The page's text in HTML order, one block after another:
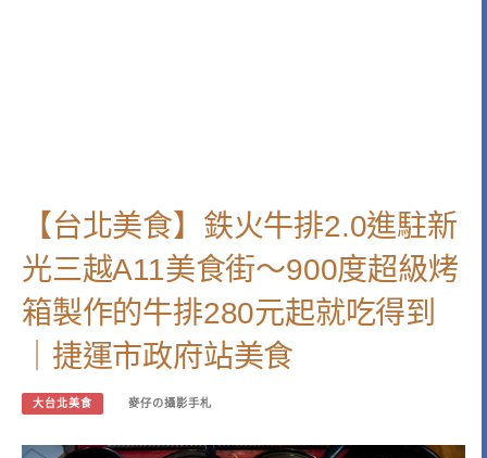
【台北美食】鉄火牛排2.0進駐新
光三越A11美食街～900度超級烤
箱製作的牛排280元起就吃得到
｜捷運市政府站美食
大台北美食 麥仔の攝影手札